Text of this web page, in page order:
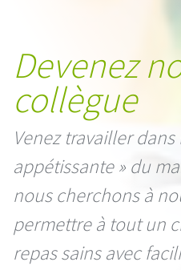
Devenez
collègue
Venez travailler
appétissante » du
nous cherchons à
permettre à tout un
repas sains avec